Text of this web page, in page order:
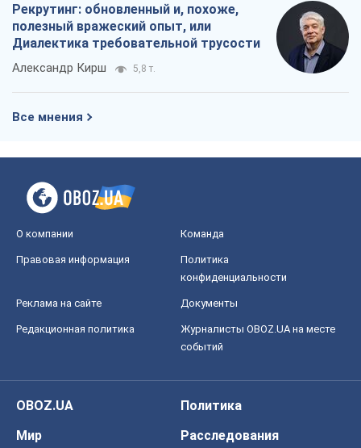
Рекрутинг: обновленный и, похоже,
полезный вражеский опыт, или
Диалектика требовательной трусости
Александр Кирш 5,8 т.
Все мнения
О компании Команда
Правовая информация
Политика
конфиденциальности
Реклама на сайте Документы
Редакционная политика
Журналисты OBOZ.UA на месте
событий
OBOZ.UA
Политика
Мир
Расследования